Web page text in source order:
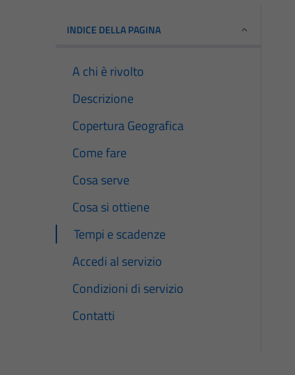
INDICE DELLA PAGINA
A chi è rivolto
Descrizione
Copertura Geografica
Come fare
Cosa serve
Cosa si ottiene
Tempi e scadenze
Accedi al servizio
Condizioni di servizio
Contatti